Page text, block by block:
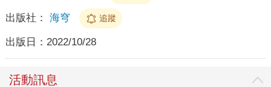
出版社： 海穹 追蹤
出版日： 2022/10/28
活動訊息